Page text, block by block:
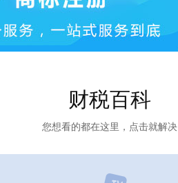
财税百科
您想看的都在这里，点击就解决